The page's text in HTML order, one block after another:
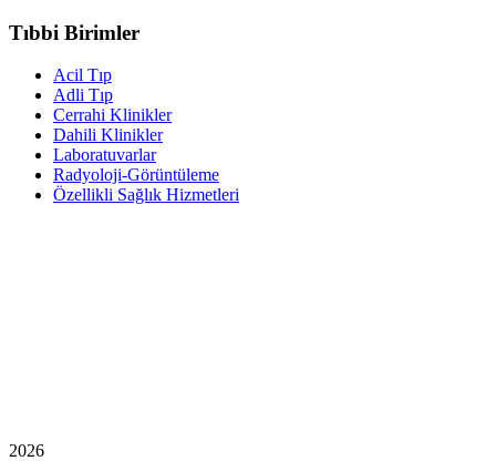
Tıbbi Birimler
Acil Tıp
Adli Tıp
Cerrahi Klinikler
Dahili Klinikler
Laboratuvarlar
Radyoloji-Görüntüleme
Özellikli Sağlık Hizmetleri
2026